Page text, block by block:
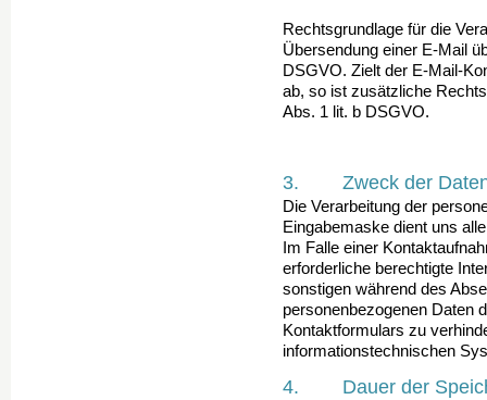
Rechtsgrundlage für die
Übersendung einer E-Mail
DSGVO. Zielt der E-Mail-
ab, so ist zusätzliche
Abs. 1 lit. b DSGVO.
3. Zweck der
Die Verarbeitung der
Eingabemaske dient uns
Im Falle einer
erforderliche berechtigte
sonstigen während des
personenbezogenen Daten
Kontaktformulars zu
informationstechnischen
4. Dauer der